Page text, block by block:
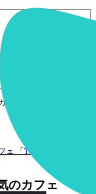
「THE SPOT
のカフェ